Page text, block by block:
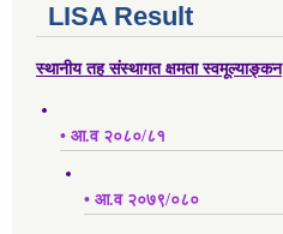
LISA Result
स्थानीय तह संस्थागत क्षमता स्वमूल्याङ्कन
• आ.व २०८०/८१
• आ.व २०७९/०८०